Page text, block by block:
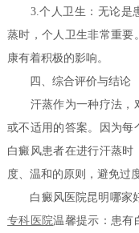
3.个人卫生：无论是
蒸时，个人卫生非常重要
康有着积极的影响。
四、综合评价与结论
汗蒸作为一种疗法，对
或不适用的答案。因为每
白癜风患者在进行汗蒸
度、温和的原则，避免过
白癜风医院昆明哪家
专科医院温馨提示：患有